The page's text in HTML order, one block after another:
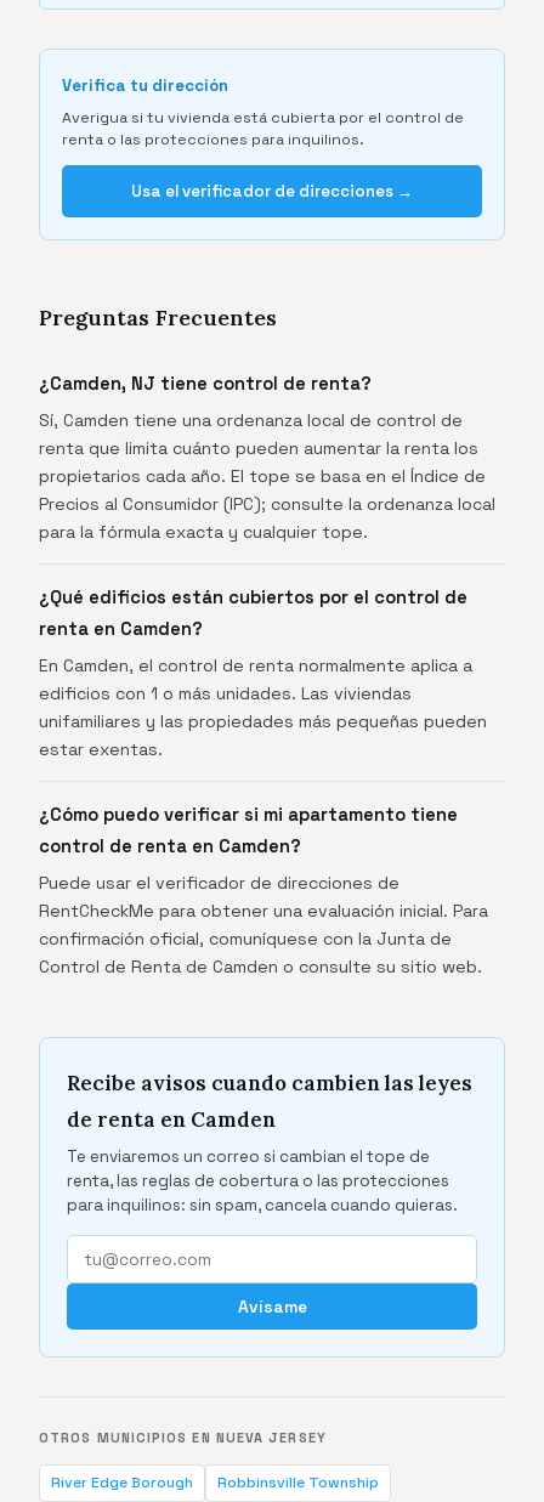
Verifica tu dirección
Averigua si tu vivienda está cubierta por el control de
renta o las protecciones para inquilinos.
Usa el verificador de direcciones →
Preguntas Frecuentes
¿Camden, NJ tiene control de renta?
Sí, Camden tiene una ordenanza local de control de
renta que limita cuánto pueden aumentar la renta los
propietarios cada año. El tope se basa en el Índice de
Precios al Consumidor (IPC); consulte la ordenanza local
para la fórmula exacta y cualquier tope.
¿Qué edificios están cubiertos por el control de
renta en Camden?
En Camden, el control de renta normalmente aplica a
edificios con 1 o más unidades. Las viviendas
unifamiliares y las propiedades más pequeñas pueden
estar exentas.
¿Cómo puedo verificar si mi apartamento tiene
control de renta en Camden?
Puede usar el verificador de direcciones de
RentCheckMe para obtener una evaluación inicial. Para
confirmación oficial, comuníquese con la Junta de
Control de Renta de Camden o consulte su sitio web.
Recibe avisos cuando cambien las leyes
de renta en Camden
Te enviaremos un correo si cambian el tope de
renta, las reglas de cobertura o las protecciones
para inquilinos: sin spam, cancela cuando quieras.
Avísame
OTROS MUNICIPIOS EN NUEVA JERSEY
River Edge Borough Robbinsville Township